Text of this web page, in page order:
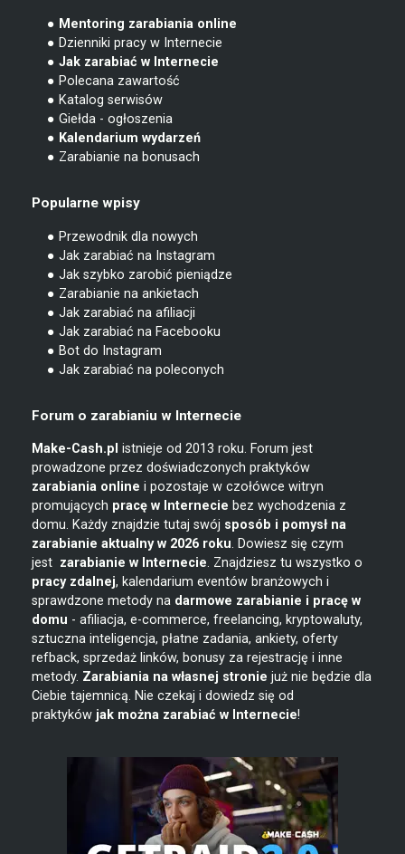
● Mentoring zarabiania online
● Dzienniki pracy w Internecie
● Jak zarabiać w Internecie
● Polecana zawartość
● Katalog serwisów
● Giełda - ogłoszenia
● Kalendarium wydarzeń
● Zarabianie na bonusach
Popularne wpisy
● Przewodnik dla nowych
● Jak zarabiać na Instagram
● Jak szybko zarobić pieniądze
● Zarabianie na ankietach
● Jak zarabiać na afiliacji
● Jak zarabiać na Facebooku
● Bot do Instagram
● Jak zarabiać na poleconych
Forum o zarabianiu w Internecie
Make-Cash.pl istnieje od 2013 roku. Forum jest
prowadzone przez doświadczonych praktyków
zarabiania online i pozostaje w czołówce witryn
promujących pracę w Internecie bez wychodzenia z
domu. Każdy znajdzie tutaj swój sposób i pomysł na
zarabianie aktualny w 2026 roku. Dowiesz się czym
jest zarabianie w Internecie. Znajdziesz tu wszystko o
pracy zdalnej, kalendarium eventów branżowych i
sprawdzone metody na darmowe zarabianie i pracę w
domu - afiliacja, e-commerce, freelancing, kryptowaluty,
sztuczna inteligencja, płatne zadania, ankiety, oferty
refback, sprzedaż linków, bonusy za rejestrację i inne
metody. Zarabiania na własnej stronie już nie będzie dla
Ciebie tajemnicą. Nie czekaj i dowiedz się od
praktyków jak można zarabiać w Internecie!